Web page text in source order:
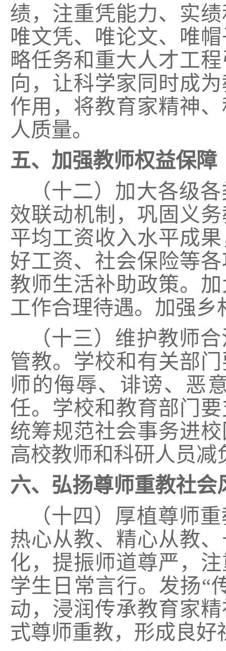
绩，注重凭能力、实
唯文凭、唯论文、唯
略任务和重大人才工
向，让科学家同时成
作用，将教育家精神
人质量。
五、加强教师权益保障
（十二）加大各级
效联动机制，巩固义
平均工资收入水平成
好工资、社会保险等
教师生活补助政策。
工作合理待遇。加强
（十三）维护教师
管教。学校和有关部
师的侮辱、诽谤、恶
任。学校和教育部门
统筹规范社会事务进
高校教师和科研人员
六、弘扬尊师重教社会
（十四）厚植尊师
热心从教、精心从教
化，提振师道尊严，
学生日常言行。发扬“
动，浸润传承教育家
式尊师重教，形成良好